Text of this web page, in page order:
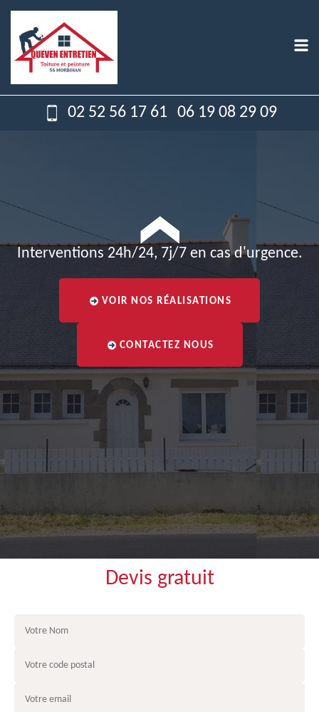
02 52 56 17 61 06 19 08 29 09
Interventions 24h/24, 7j/7 en cas d'urgence.
VOIR NOS RÉALISATIONS
CONTACTEZ NOUS
Devis gratuit